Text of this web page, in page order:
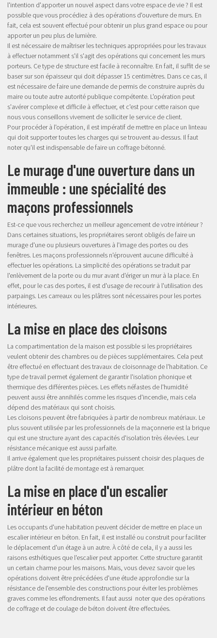
l'intention d'apporter un nouvel aspect dans votre espace de vie ? Il est
possible que vous procédiez à des opérations d'ouverture de murs. En
fait, cela est souvent effectué pour obtenir un plus grand espace ou pour
apporter un peu plus de lumière.
Il est nécessaire de maîtriser les techniques appropriées pour les travaux
à effectuer notamment s'il s'agit des opérations qui concernent les murs
porteurs. Ce type de structure est facile à reconnaître. En fait, il suffit de se
baser sur son épaisseur qui doit dépasser 15 centimètres. Dans ce cas, il
est nécessaire de faire une demande de permis de construire auprès du
maire ou toute autre autorité publique compétente. L'opération peut
s'avérer complexe et difficile à effectuer, et c'est pour cette raison que
nous vous conseillons vivement de solliciter le service de client.
Pour procéder à l'opération, il est impératif de mettre en place un linteau
qui doit supporter toutes les charges qui se trouvent au-dessus. Il faut
noter qu'il est indispensable de faire un coffrage bétonné.
Le murage d'une ouverture dans un
immeuble : une spécialité des
maçons professionnels
Est-ce que vous recherchez un meilleur agencement de votre intérieur ?
Dans certaines situations, les propriétaires seront obligés de faire un
murage d'une ou plusieurs ouvertures à l'image des portes ou des
fenêtres. Les maçons professionnels n'éprouvent aucune difficulté à
effectuer les opérations. La simplicité des opérations se traduit par
l'enlèvement de la porte ou du mur avant d'ériger un mur à la place. En
effet, pour le cas des portes, il est d'usage de recourir à l'utilisation des
parpaings. Les carreaux ou les plâtres sont nécessaires pour les portes
intérieures.
La mise en place des cloisons
La compartimentation de la maison est possible si les propriétaires
veulent obtenir des chambres ou de pièces supplémentaires. Cela peut
être effectué en effectuant des travaux de cloisonnage de l'habitation. Ce
type de travail permet également de garantir l'isolation phonique et
thermique des différentes pièces. Les effets néfastes de l'humidité
peuvent aussi être annihilés comme les risques d'incendie, mais cela
dépend des matériaux qui sont choisis.
Les cloisons peuvent être fabriquées à partir de nombreux matériaux. Le
plus souvent utilisée par les professionnels de la maçonnerie est la brique
qui est une structure ayant des capacités d'isolation très élevées. Leur
résistance mécanique est aussi parfaite.
Il arrive également que les propriétaires puissent choisir des plaques de
plâtre dont la facilité de montage est à remarquer.
La mise en place d'un escalier
intérieur en béton
Les occupants d'une habitation peuvent décider de mettre en place un
escalier intérieur en béton. En fait, il est installé ou construit pour faciliter
le déplacement d'un étage à un autre. À côté de cela, il y a aussi les
raisons esthétiques que l'escalier peut apporter. Cette structure garantit
un certain charme pour les maisons. Mais, vous devez savoir que les
opérations doivent être précédées d'une étude approfondie sur la
résistance de l'ensemble des constructions pour éviter les problèmes
graves comme les effondrements. Il faut aussi noter que des opérations
de coffrage et de coulage de béton doivent être effectuées.